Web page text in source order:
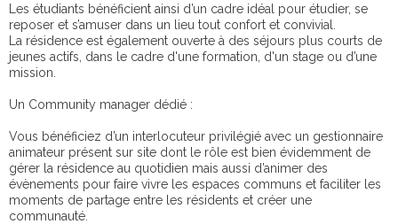
Les étudiants bénéficient ainsi d’un cadre idéal pour étudier, se
reposer et s’amuser dans un lieu tout confort et convivial.
La résidence est également ouverte à des séjours plus courts de
jeunes actifs, dans le cadre d'une formation, d'un stage ou d’une
mission.
Un Community manager dédié :
Vous bénéficiez d’un interlocuteur privilégié avec un gestionnaire
animateur présent sur site dont le rôle est bien évidemment de
gérer la résidence au quotidien mais aussi d’animer des
évènements pour faire vivre les espaces communs et faciliter les
moments de partage entre les résidents et créer une
communauté.